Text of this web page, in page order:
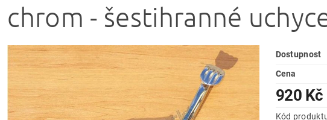
chrom - šestihranné
Dostupnost
Cena
920 Kč
Kód